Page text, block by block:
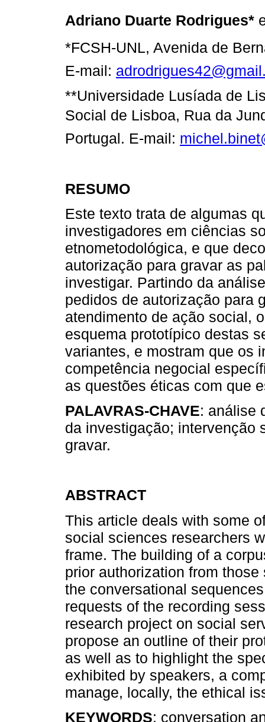
Adriano Duarte Rodrigues*
*FCSH-UNL, Avenida de
E-mail:
**Universidade Lusíada de
Social de Lisboa, Rua da
Portugal. E-mail:
RESUMO
Este texto trata de algumas
investigadores em ciências
etnometodológica, e que
autorização para gravar as
investigar. Partindo da
pedidos de autorização para
atendimento de ação social,
esquema prototípico destas
variantes, e mostram que os
competência negocial
as questões éticas com que
PALAVRAS-CHAVE: análise
da investigação; intervenção
gravar.
ABSTRACT
This article deals with some
social sciences researchers
frame. The building of a
prior authorization from
the conversational
requests of the recording
research project on social
propose an outline of their
as well as to highlight the
exhibited by speakers, a
manage, locally, the ethical
KEYWORDS: conversation